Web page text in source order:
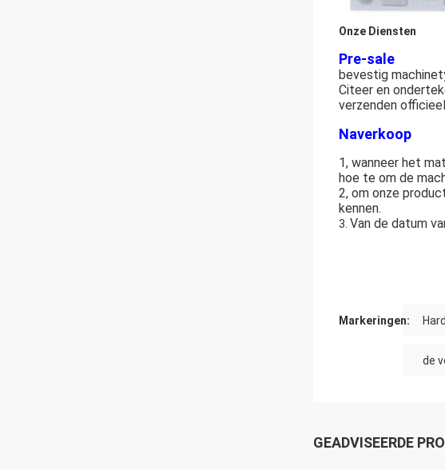
Onze Diensten
Pre-sale
bevestig
Citeer en
verzenden
Naverkoop
1, wanneer het
hoe te om de
2, om onze
kennen.
3. Van de datum
Markeringen:
de
GEADVISEERDE